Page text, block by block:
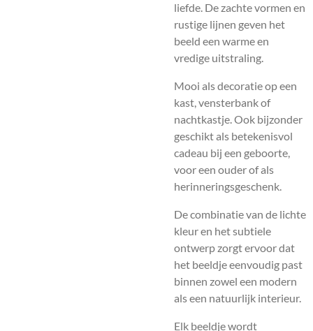
liefde. De zachte vormen en
rustige lijnen geven het
beeld een warme en
vredige uitstraling.
Mooi als decoratie op een
kast, vensterbank of
nachtkastje. Ook bijzonder
geschikt als betekenisvol
cadeau bij een geboorte,
voor een ouder of als
herinneringsgeschenk.
De combinatie van de lichte
kleur en het subtiele
ontwerp zorgt ervoor dat
het beeldje eenvoudig past
binnen zowel een modern
als een natuurlijk interieur.
Elk beeldje wordt